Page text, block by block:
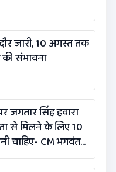
जारी, 10 अगस्त तक
संभावना
जगतार सिंह हवारा
से मिलने के लिए 10
चाहिए- CM भगवंत